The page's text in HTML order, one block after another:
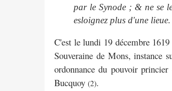
par le Synode ; & ne se
esloignez plus d'une lieue.
C'est le lundi 19 décembre
Souveraine de Mons, instance
ordonnance du pouvoir
Bucquoy (2).